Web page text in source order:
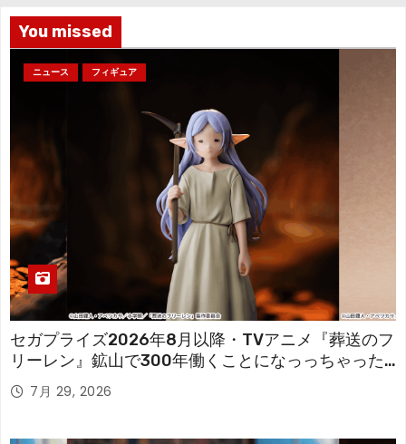
You missed
ニュース フィギュア
セガプライズ2026年8月以降・TVアニメ『葬送のフ
リーレン』鉱山で300年働くことになっっちゃった
「フリーレン」を立体化！
7月 29, 2026